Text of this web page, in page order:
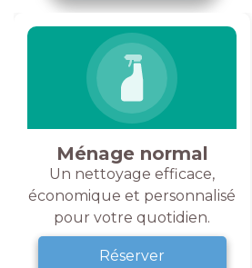
Ménage normal
Un nettoyage efficace,
économique et personnalisé
pour votre quotidien.
Réserver